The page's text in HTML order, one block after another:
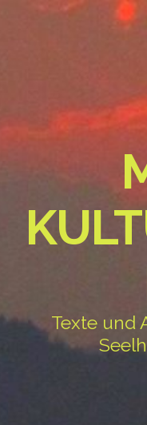
Texte und